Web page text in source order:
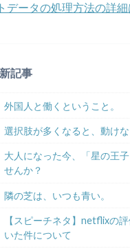
データの処理方法の詳細
記事
外国人と働くということ。
選択肢が多くなると、動け
大人になった今、「星の王
せんか？
隣の芝は、いつも青い。
【スピーチネタ】netflixの
いた件について